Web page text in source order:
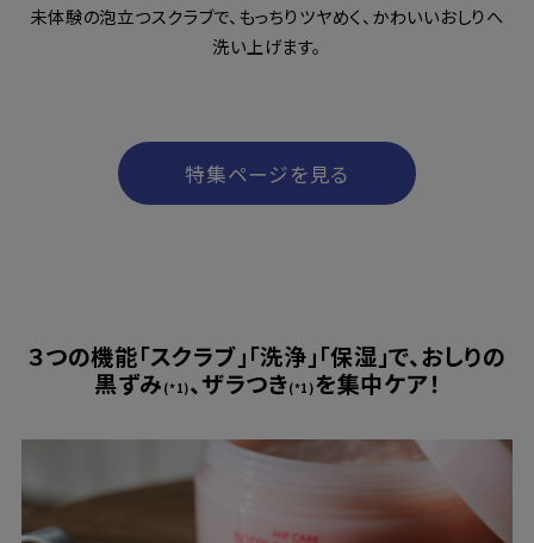
未体験の泡立つスクラブで、もっちりツヤめく、かわいいおしりへ
洗い上げます。
特集ページを見る
３つの機能「スクラブ」「洗浄」「保湿」で、おしりの
黒ずみ (*1)、ザラつき(*1)を集中ケア！